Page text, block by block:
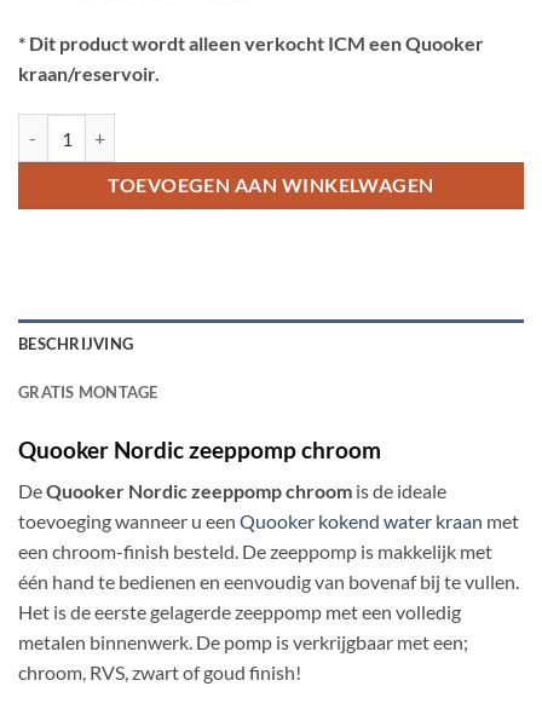
* Dit product wordt alleen verkocht ICM een Quooker
kraan/reservoir.
TOEVOEGEN AAN WINKELWAGEN
BESCHRIJVING
GRATIS MONTAGE
Quooker Nordic zeeppomp chroom
DeQuooker Nordic zeeppomp chroom is de ideale
toevoeging wanneer u een Quooker kokend water kraan met
een chroom-finish besteld. De zeeppomp is makkelijk met
één hand te bedienen en eenvoudig van bovenaf bij te vullen.
Het is de eerste gelagerde zeeppomp met een volledig
metalen binnenwerk. De pomp is verkrijgbaar met een;
chroom, RVS, zwart of goud finish!